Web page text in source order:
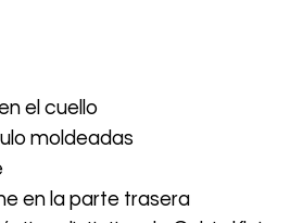
el cuello
moldeadas
en la parte trasera